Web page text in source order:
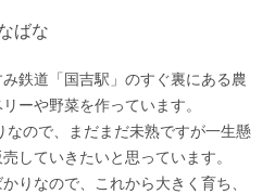
ばな
鉄道「国吉駅」のすぐ裏にある農
ーや野菜を作っています。
なので、まだまだ未熟ですが一生懸
していきたいと思っています。
りなので、これから大きく育ち、